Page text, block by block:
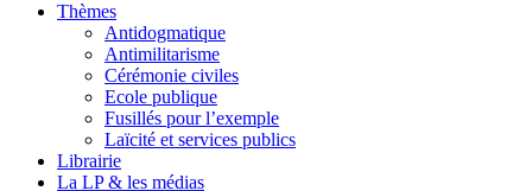
Thèmes
Antidogmatique
Antimilitarisme
Cérémonie civiles
Ecole publique
Fusillés pour l’exemple
Laïcité et services publics
Librairie
La LP & les médias